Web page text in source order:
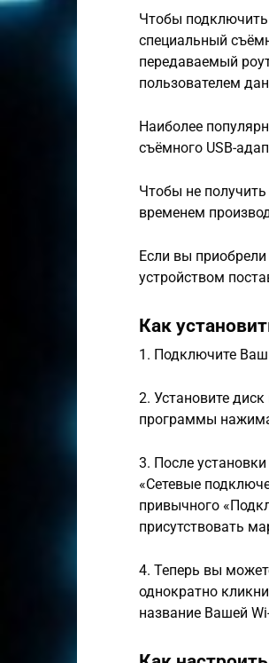
Чтобы подключить
специальный
передаваемый
пользователем
Наиболее
съёмного USB-
Чтобы не
временем
Если вы
устройством
Как
1. Подключите
2. Установите
программы
3. После
«Сетевые
привычного
присутствовать
4. Теперь вы
однократно
название Вашей